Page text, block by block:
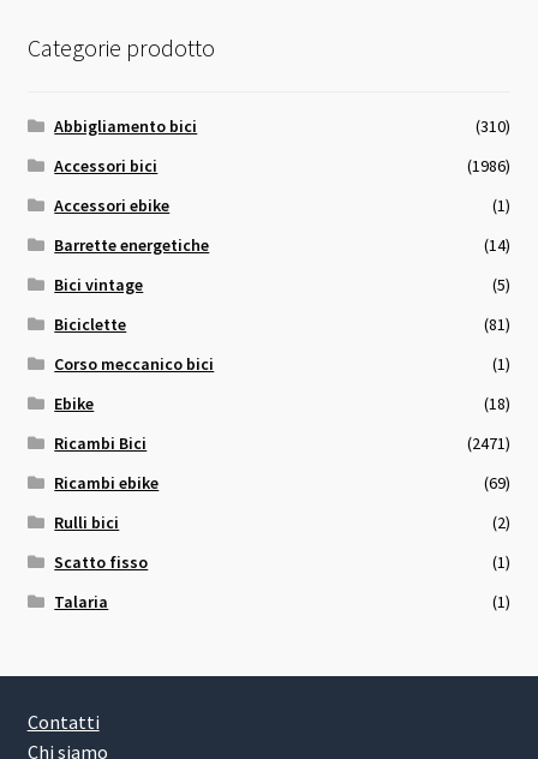
Categorie prodotto
Abbigliamento bici
(310)
Accessori bici
(1986)
Accessori ebike
(1)
Barrette energetiche
(14)
Bici vintage
(5)
Biciclette
(81)
Corso meccanico bici
(1)
Ebike
(18)
Ricambi Bici
(2471)
Ricambi ebike
(69)
Rulli bici
(2)
Scatto fisso
(1)
Talaria
(1)
Contatti
Chi siamo